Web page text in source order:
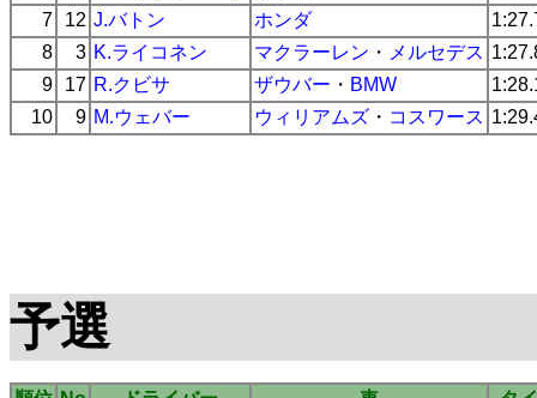
7
12 J.バトン ホンダ
8
3 K.ライコネン マクラーレン ・ メルセデス
9
17 R.クビサ ザウバー ・ BMW
10
9 M.ウェバー ウィリアムズ ・ コスワース
予選